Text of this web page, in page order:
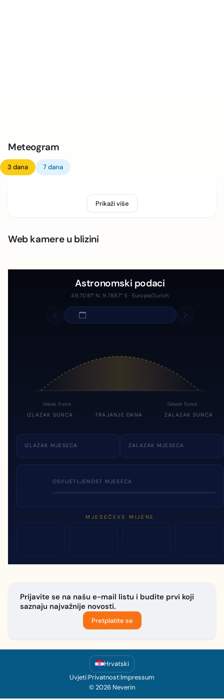
Meteogram
3 dana 7 dana
Prikaži više
Web kamere u blizini
Astronomski podaci
46.7081° N, 9.7887° E · Europe/Zurich
Izlazak Sunca Zalazak Sunca
IZLAZAK SUNCA TRAJANJE DANA ZALAZAK SUNCA
IZLAZAK MJESECA ZALAZAK MJESECA
OSVIJETLJENOST MJESECA
MJESEČEVE MIJENE
Prijavite se na našu e-mail listu i budite prvi koji
saznaju najvažnije novosti.
Pretplatite se
Hrvatski
Uvjeti|Privatnost|Impressum
© 2026 Neverin